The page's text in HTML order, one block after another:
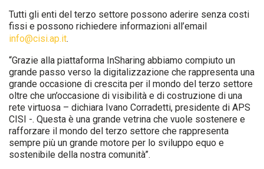
Tutti gli enti del terzo settore possono aderire senza costi
fissi e possono richiedere informazioni all’email
info@cisi.ap.it.
“Grazie alla piattaforma InSharing abbiamo compiuto un
grande passo verso la digitalizzazione che rappresenta una
grande occasione di crescita per il mondo del terzo settore
oltre che un’occasione di visibilità e di costruzione di una
rete virtuosa – dichiara Ivano Corradetti, presidente di APS
CISI -. Questa è una grande vetrina che vuole sostenere e
rafforzare il mondo del terzo settore che rappresenta
sempre più un grande motore per lo sviluppo equo e
sostenibile della nostra comunità”.